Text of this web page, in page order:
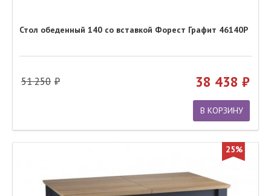
Стол обеденный 140 со вставкой Форест Графит 46140Р
51 250 38 438
В КОРЗИНУ
25%